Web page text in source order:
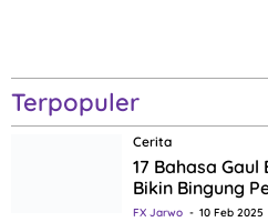
Terpopuler
Cerita
17 Bahasa
Bikin Bingung
FX Jarwo 10 Feb 2025